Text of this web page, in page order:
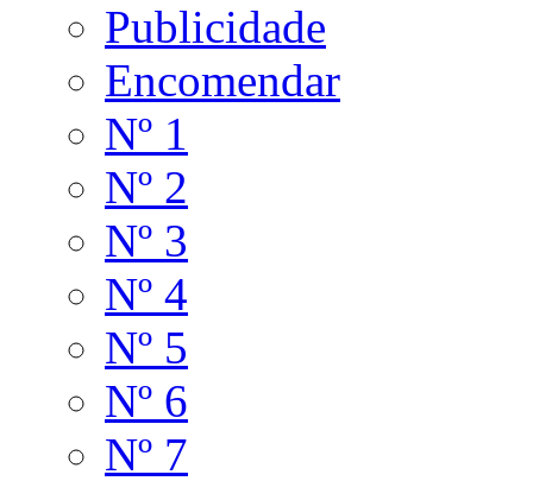
Publicidade
Encomendar
Nº 1
Nº 2
Nº 3
Nº 4
Nº 5
Nº 6
Nº 7